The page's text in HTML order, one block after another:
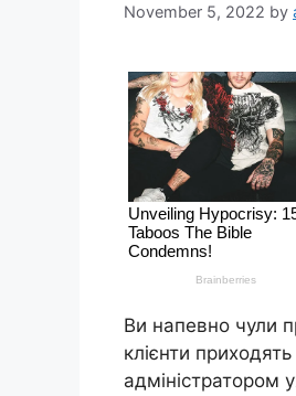
November 5, 2022 by
Ви напевно чули
клієнти